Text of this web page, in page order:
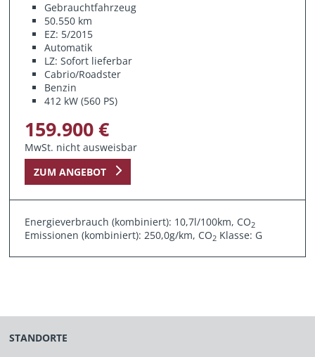
Gebrauchtfahrzeug
50.550 km
EZ: 5/2015
Automatik
LZ: Sofort lieferbar
Cabrio/Roadster
Benzin
412 kW (560 PS)
159.900 €
MwSt. nicht ausweisbar
ZUM ANGEBOT
Energieverbrauch (kombiniert): 10,7l/100km, CO2
Emissionen (kombiniert): 250,0g/km, CO2 Klasse: G
STANDORTE